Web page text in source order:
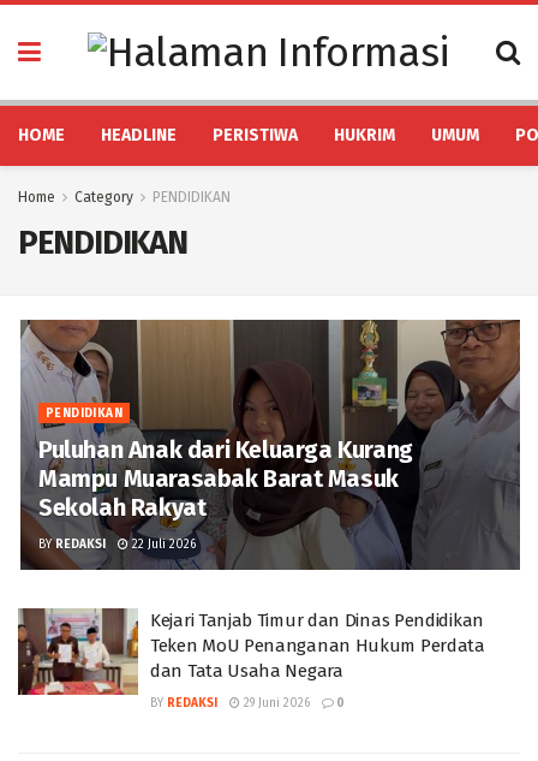
HOME HEADLINE PERISTIWA HUKRIM UMUM
Home Category PENDIDIKAN
PENDIDIKAN
PENDIDIKAN
Puluhan Anak dari Keluarga Kurang
Mampu Muarasabak Barat Masuk
Sekolah Rakyat
BY REDAKSI 22 Juli 2026
Kejari Tanjab Timur dan Dinas Pendidikan
Teken MoU Penanganan Hukum Perdata
dan Tata Usaha Negara
BY REDAKSI 29 Juni 2026 0